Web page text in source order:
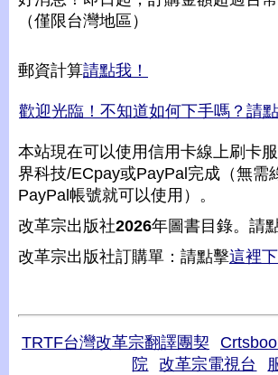
（僅限台灣地區）
郵資計算請點我！
歡迎光臨！不知道如何下手嗎？請
本站現在可以使用信用卡線上刷卡
界科技/ECpay或PayPal完成（無需
PayPal帳號就可以使用）。
改革宗出版社2026年圖書目錄。請
改革宗出版社訂購單：請點擊這裡
TRTF台灣改革宗翻譯團契
院
改革宗電視台